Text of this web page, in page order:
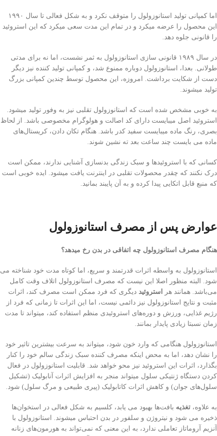
اما کمپانی تولید استانوزولول را متوقف نکرد و به شکل فعالی‌ تا سال ۱۹۹۰
این محصول را عرضه میکرد و در تمام این مدت سعی‌ میکرد که این استروئید
را قانونی جلوه دهد.
در سال ۱۹۸۹ قانونی سازی استانوزولول به ثمر نشست، اما نه برای مدتی‌
طولانی. بعدا، استانوزولول دوباره ممنوع شد، و کمپانی تولید کننده نیز دیگر
دست از شکایت برداشت. امروزه، این محصول توسط چندین کمپانی بزرگ
تولید میشوند.
به خوبی‌ مشخص شده است که استانوزولول تقلبی نیز به وفور تولید میشود.
استروئید اصل میبایست دارای کد اصالت و هولوگرام مخصوصی باشد. از لحاظ
بصری، رنگ ماده میبایست سفید کدر باشد. هنگام تکان دادن، کریستال‌های
ماده می بایست چند ساعت بعد ته نشین شوند.
کسانی‌ که با استروئید‌ها و سبک زندگی‌ بدنسازی آشنایی ندارند، ممکن است
درک نکنند که چقدر محصولات تقلبی در اینترنت یافت میشود. ایده خوبی‌ است
که منبع قابل اتکایی پیدا کرده و به آن پایبند بمانید.
عوارض پس از مصرف استانوزولول
هنگام مصرف استانوزولول چه اتفاقی‌ در بدن رخ میدهد؟
استانوزولول به واسطه اثرات قدرتمند و سریع، اما کوتاه مدت خود شناخته می
شود. البته منظور اصلا این نیست که مصرف استانوزولول اتلاف وقت کامل
می‌باشد. همانند هر
استروئید دیگری که فرد ممکن است مصرف کند، اثرات
مثبت و نتایج استانوزولول نیز دائمی نیست، اما این اثرات تا زمانی‌ که فرد از
رژیم غذایی، ورزش و دوره‌های استروئیدی منظم استفاده کند، میتواند تا مدت
زمان نسبتا زیادی پایدار بمانند.
استانوزولول هنگامی که وارد خون شود، میتواند به سرعت بیشترین تاثیر خود
را نشان دهد، اما به محض اینکه مصرف کننده سبک زندگی‌ سالم خود را کنار
بگذارد، اثرات این استروئید نیز محو خواهد شد. قابلیت استانوزولول در فعال
کردن دستگاه ژنتیکی سلول میتواند منجر به افزایش اثرات آنابولیک (تشکیل
سلول‌های جوان) و کاهش اثرات کاتابولیک (پیری طبیعی و مرگ سلول) شود.
به علاوه، تغذیه بافت‌ها بهبود می یابد، کلسیم به شکل فعالی‌ در استخوان‌ها
ذخیره می شود و نیتروژن و سلفور در بدن احتباس میشوند. استانوزولول با
آنزیم آروماتاز تعاملی ندارد، به این معنی‌ که نمی‌تواند به هورمون‌های زنانه